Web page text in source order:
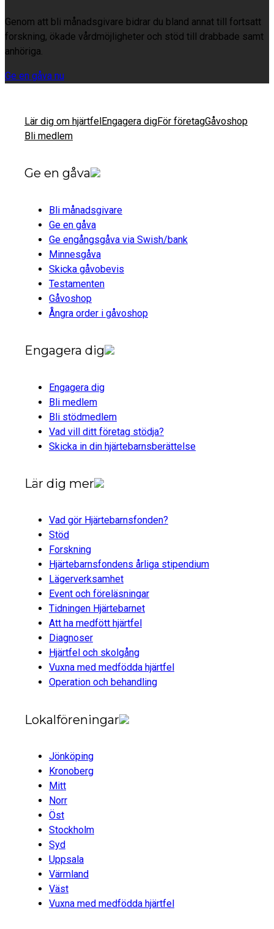
Genom att bli månadsgivare bidrar du bland annat till fortsatt
forskning, ökade vårdmöjligheter och stöd till drabbade samt
anhöriga.
Ge en gåva nu
Lär dig om hjärtfelEngagera digFör företagGåvoshop
Bli medlem
Ge en gåva
Bli månadsgivare
Ge en gåva
Ge engångsgåva via Swish/bank
Minnesgåva
Skicka gåvobevis
Testamenten
Gåvoshop
Ångra order i gåvoshop
Engagera dig
Engagera dig
Bli medlem
Bli stödmedlem
Vad vill ditt företag stödja?
Skicka in din hjärtebarnsberättelse
Lär dig mer
Vad gör Hjärtebarnsfonden?
Stöd
Forskning
Hjärtebarnsfondens årliga stipendium
Lägerverksamhet
Event och föreläsningar
Tidningen Hjärtebarnet
Att ha medfött hjärtfel
Diagnoser
Hjärtfel och skolgång
Vuxna med medfödda hjärtfel
Operation och behandling
Lokalföreningar
Jönköping
Kronoberg
Mitt
Norr
Öst
Stockholm
Syd
Uppsala
Värmland
Väst
Vuxna med medfödda hjärtfel